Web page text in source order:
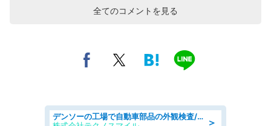
全てのコメントを見る
＞
デンソーの工場で自動車部品の外観検査/denso aichi